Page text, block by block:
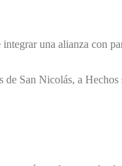
una alianza con
San Nicolás, a